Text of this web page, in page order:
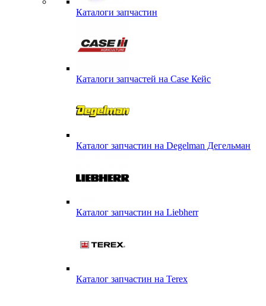
Каталоги запчастин
Каталоги запчастей на Case Кейс
Каталог запчастин на Degelman Дегельман
Каталог запчастин на Liebherr
Каталог запчастин на Terex